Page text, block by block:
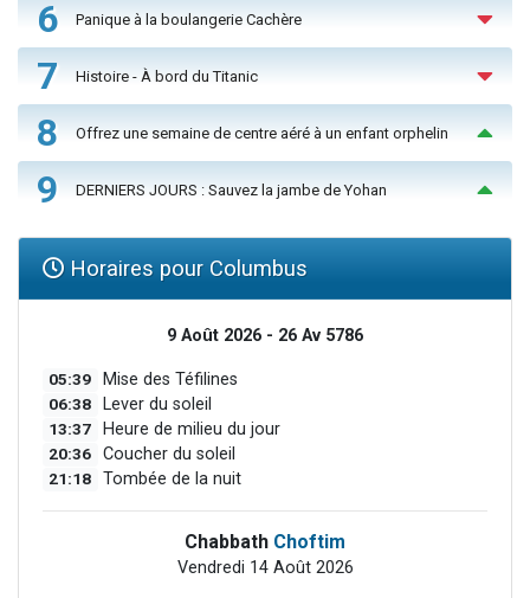
6 Panique à la boulangerie Cachère
7 Histoire - À bord du Titanic
8 Offrez une semaine de centre aéré à un enfant orphelin
9 DERNIERS JOURS : Sauvez la jambe de Yohan
Horaires pour Columbus
9 Août 2026 - 26 Av 5786
05:39 Mise des Téfilines
06:38 Lever du soleil
13:37 Heure de milieu du jour
20:36 Coucher du soleil
21:18 Tombée de la nuit
Chabbath Choftim
Vendredi 14 Août 2026